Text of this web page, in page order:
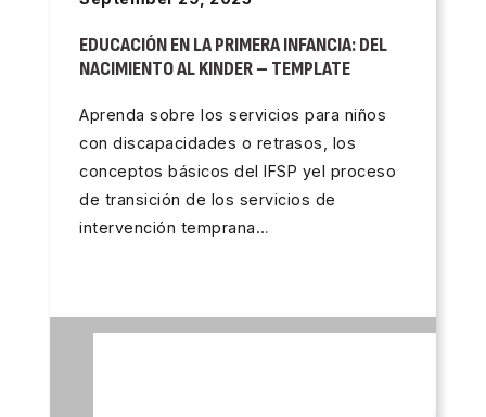
EDUCACIÓN EN LA PRIMERA INFANCIA: DEL
NACIMIENTO AL KINDER – TEMPLATE
Aprenda sobre los servicios para niños
con discapacidades o retrasos, los
conceptos básicos del IFSP yel proceso
de transición de los servicios de
intervención temprana…